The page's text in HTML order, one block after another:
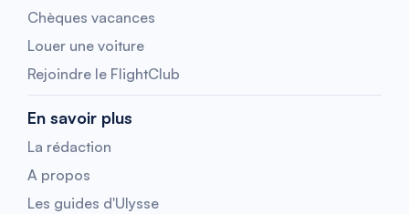
Chèques vacances
Louer une voiture
Rejoindre le FlightClub
En savoir plus
La rédaction
A propos
Les guides d'Ulysse